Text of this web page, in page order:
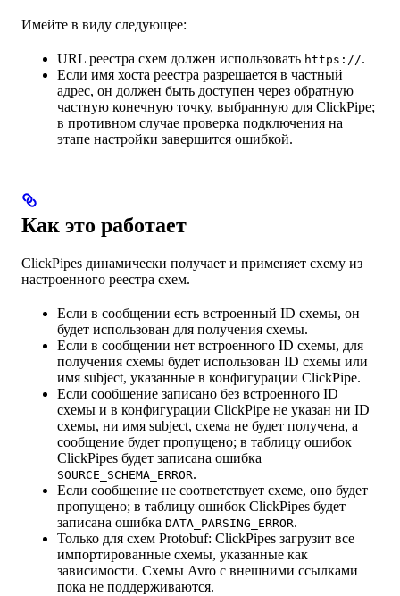
Имейте в виду следующее:
URL реестра схем должен использовать https://.
Если имя хоста реестра разрешается в частный
адрес, он должен быть доступен через обратную
частную конечную точку, выбранную для ClickPipe;
в противном случае проверка подключения на
этапе настройки завершится ошибкой.
Как это работает
ClickPipes динамически получает и применяет схему из
настроенного реестра схем.
Если в сообщении есть встроенный ID схемы, он
будет использован для получения схемы.
Если в сообщении нет встроенного ID схемы, для
получения схемы будет использован ID схемы или
имя subject, указанные в конфигурации ClickPipe.
Если сообщение записано без встроенного ID
схемы и в конфигурации ClickPipe не указан ни ID
схемы, ни имя subject, схема не будет получена, а
сообщение будет пропущено; в таблицу ошибок
ClickPipes будет записана ошибка
SOURCE_SCHEMA_ERROR.
Если сообщение не соответствует схеме, оно будет
пропущено; в таблицу ошибок ClickPipes будет
записана ошибка DATA_PARSING_ERROR.
Только для схем Protobuf: ClickPipes загрузит все
импортированные схемы, указанные как
зависимости. Схемы Avro с внешними ссылками
пока не поддерживаются.